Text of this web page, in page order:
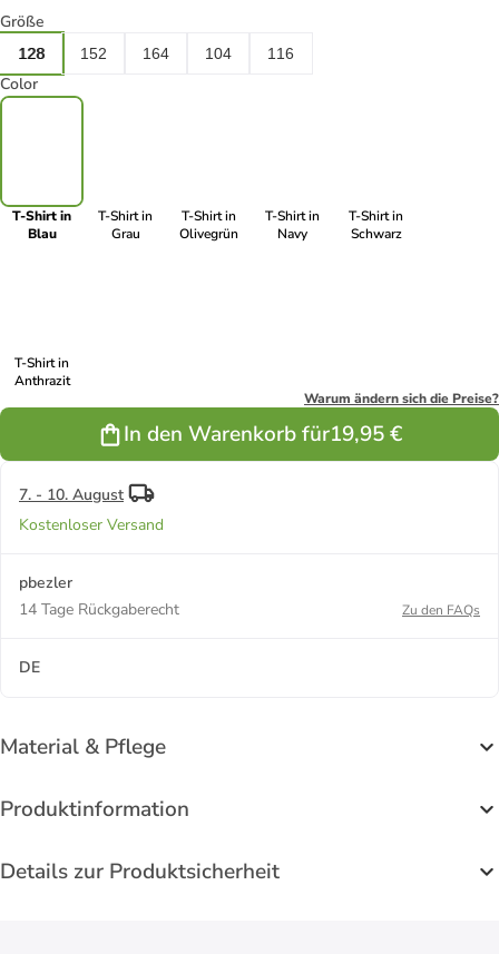
Größe
128 152 164 104 116
Color
T-Shirt in
Blau
T-Shirt in
Grau
T-Shirt in
Olivegrün
T-Shirt in
Navy
T-Shirt in
Schwarz
T-Shirt in
Anthrazit
Warum ändern sich die Preise?
In den Warenkorb für19,95 €
7. - 10. August
Kostenloser Versand
pbezler
14 Tage Rückgaberecht
Zu den FAQs
DE
Material & Pflege
Produktinformation
Details zur Produktsicherheit